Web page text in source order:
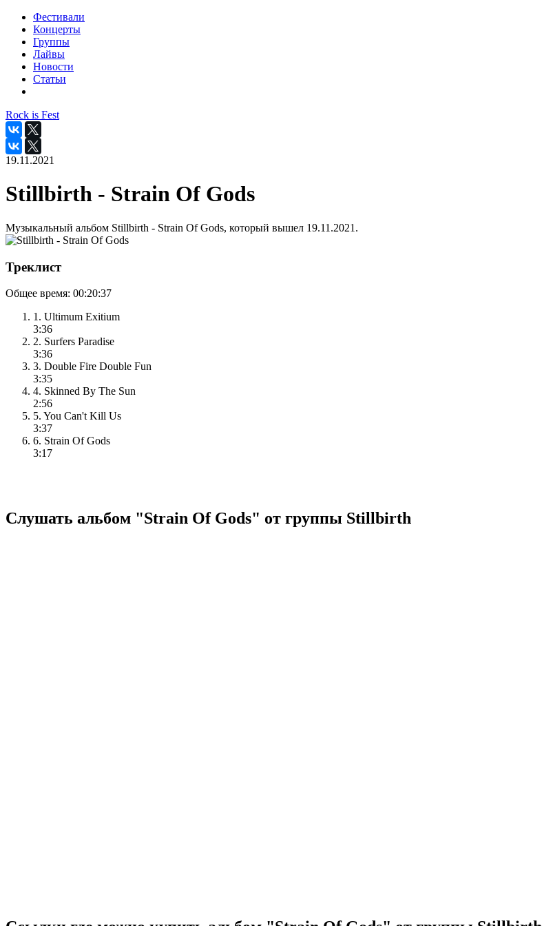
Фестивали
Концерты
Группы
Лайвы
Новости
Статьи
Rock is Fest
19.11.2021
Stillbirth - Strain Of Gods
Музыкальный альбом Stillbirth - Strain Of Gods, который вышел 19.11.2021.
Треклист
Общее время: 00:20:37
1. Ultimum Exitium
3:36
2. Surfers Paradise
3:36
3. Double Fire Double Fun
3:35
4. Skinned By The Sun
2:56
5. You Can't Kill Us
3:37
6. Strain Of Gods
3:17
Слушать альбом "Strain Of Gods" от группы Stillbirth